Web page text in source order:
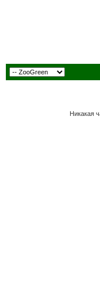
Никакая